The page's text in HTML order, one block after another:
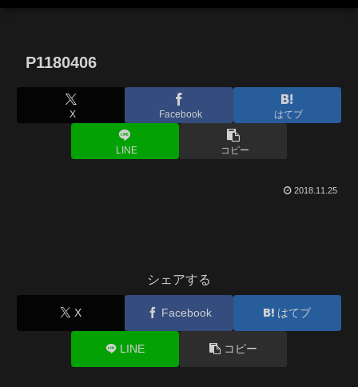
P1180406
X Facebook はてブ
LINE コピー
2018.11.25
シェアする
X Facebook はてブ
LINE コピー